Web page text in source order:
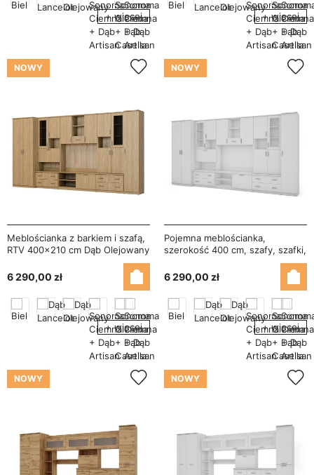
+ więcej + więcej
NOWY
Meblościanka z barkiem i szafą,
RTV 400×210 cm Dąb Olejowany
6 290,00 zł
+ więcej
NOWY
Pojemna meblościanka,
szerokość 400 cm, szafy, szafki,
RTV, półki, barek - CYKLON Biel
Arktyczna
6 290,00 zł
+ więcej
NOWY NOWY